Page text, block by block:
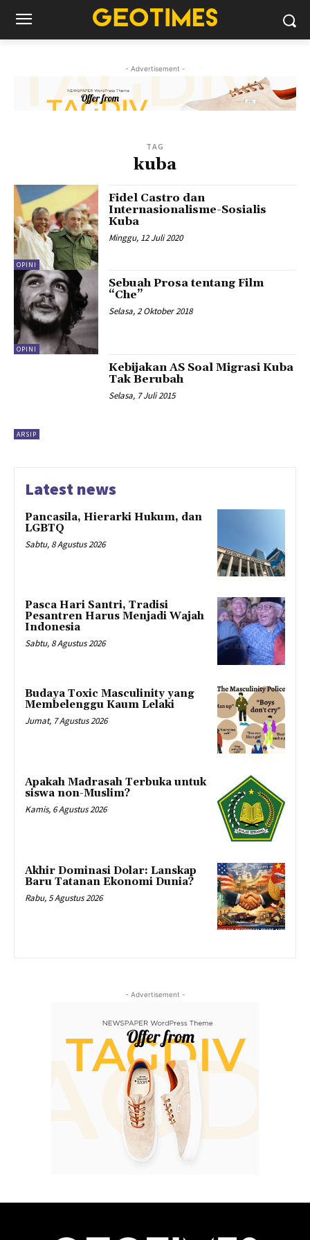
- Advertisement -
TAG
kuba
OPINI
Fidel Castro dan
Internasionalisme-Sosialis
Kuba
Minggu, 12 Juli 2020
OPINI
Sebuah Prosa tentang Film
“Che”
Selasa, 2 Oktober 2018
ARSIP
Kebijakan AS Soal Migrasi Kuba
Tak Berubah
Selasa, 7 Juli 2015
Latest news
Pancasila, Hierarki Hukum, dan
LGBTQ
Sabtu, 8 Agustus 2026
Pasca Hari Santri, Tradisi
Pesantren Harus Menjadi Wajah
Indonesia
Sabtu, 8 Agustus 2026
Budaya Toxic Masculinity yang
Membelenggu Kaum Lelaki
Jumat, 7 Agustus 2026
Apakah Madrasah Terbuka untuk
siswa non-Muslim?
Kamis, 6 Agustus 2026
Akhir Dominasi Dolar: Lanskap
Baru Tatanan Ekonomi Dunia?
Rabu, 5 Agustus 2026
- Advertisement -